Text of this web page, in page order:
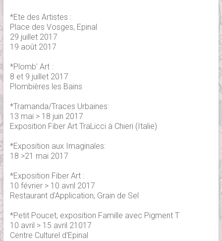
*Ete des Artistes :
Place des Vosges, Epinal
29 juillet 2017
19 août 2017
*Plomb' Art :
8 et 9 juillet 2017
Plombières les Bains
*Tramanda/Traces Urbaines:
13 mai > 18 juin 2017
Exposition Fiber Art TraLicci à Chieri (Italie)
*Exposition aux Imaginales:
18 >21 mai 2017
*Exposition Fiber Art :
10 février > 10 avril 2017
Restaurant d'Application, Grain de Sel
*Petit Poucet, exposition Famille avec Pigment T
10 avril > 15 avril 21017
Centre Culturel d'Epinal